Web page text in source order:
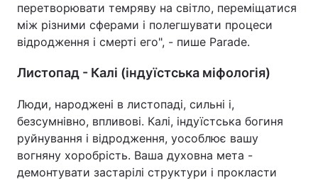
перетворювати темряву на світло, переміщатися
між різними сферами і полегшувати процеси
відродження і смерті его", - пише Parade.
Листопад - Калі (індуїстська міфологія)
Люди, народжені в листопаді, сильні і,
безсумнівно, впливові. Калі, індуїстська богиня
руйнування і відродження, уособлює вашу
вогняну хоробрість. Ваша духовна мета -
демонтувати застарілі структури і прокласти